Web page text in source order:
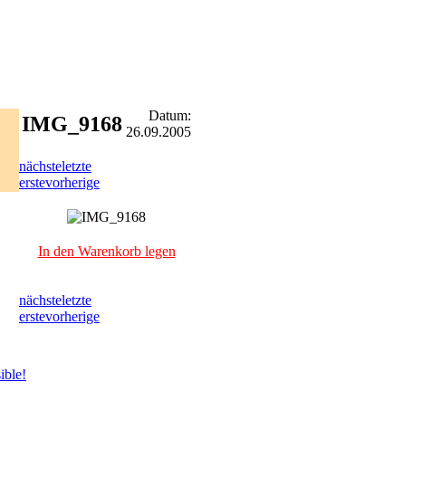
IMG_9168
Datum:
26.09.2005
nächsteletzte
erstevorherige
In den Warenkorb legen
nächsteletzte
erstevorherige